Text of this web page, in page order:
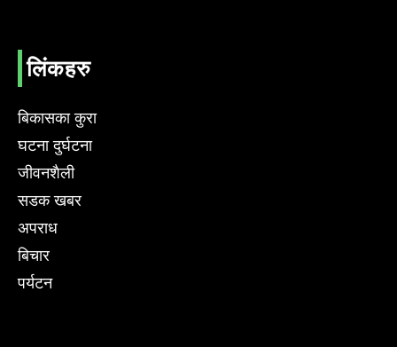
लिंकहरु
बिकासका कुरा
घटना दुर्घटना
जीवनशैली
सडक खबर
अपराध
बिचार
पर्यटन